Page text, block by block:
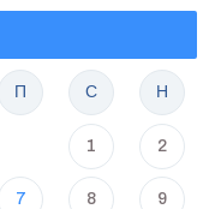
П С Н
1 2
7 8 9